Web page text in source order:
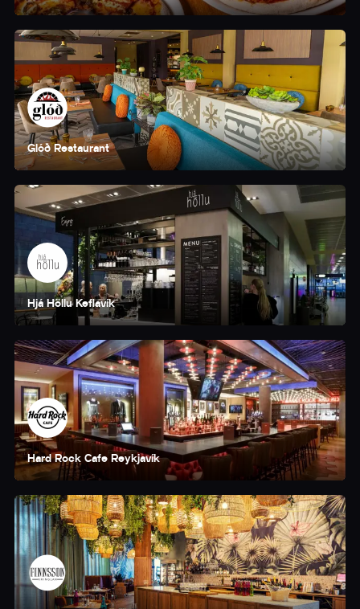
Glóð Restaurant
Hjá Höllu Keflavík
Hard Rock Cafe Reykjavík